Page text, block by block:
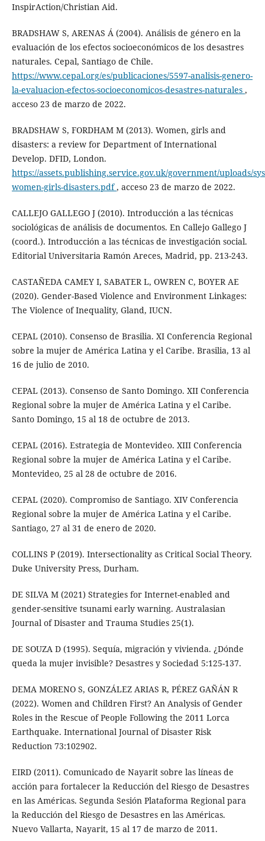
InspirAction/Christian Aid.
BRADSHAW S, ARENAS Á (2004). Análisis de género en la
evaluación de los efectos socioeconómicos de los desastres
naturales. Cepal, Santiago de Chile.
https://www.cepal.org/es/publicaciones/5597-analisis-genero-
la-evaluacion-efectos-socioeconomicos-desastres-naturales ,
acceso 23 de marzo de 2022.
BRADSHAW S, FORDHAM M (2013). Women, girls and
disasters: a review for Department of International
Develop. DFID, London.
https://assets.publishing.service.gov.uk/government/uploads/
women-girls-disasters.pdf, acceso 23 de marzo de 2022.
CALLEJO GALLEGO J (2010). Introducción a las técnicas
sociológicas de análisis de documentos. En Callejo Gallego J
(coord.). Introducción a las técnicas de investigación social.
Editorial Universitaria Ramón Areces, Madrid, pp. 213-243.
CASTAÑEDA CAMEY I, SABATER L, OWREN C, BOYER AE
(2020). Gender-Based Violence and Environment Linkages:
The Violence of Inequality, Gland, IUCN.
CEPAL (2010). Consenso de Brasilia. XI Conferencia Regional
sobre la mujer de América Latina y el Caribe. Brasilia, 13 al
16 de julio de 2010.
CEPAL (2013). Consenso de Santo Domingo. XII Conferencia
Regional sobre la mujer de América Latina y el Caribe.
Santo Domingo, 15 al 18 de octubre de 2013.
CEPAL (2016). Estrategia de Montevideo. XIII Conferencia
Regional sobre la mujer de América Latina y el Caribe.
Montevideo, 25 al 28 de octubre de 2016.
CEPAL (2020). Compromiso de Santiago. XIV Conferencia
Regional sobre la mujer de América Latina y el Caribe.
Santiago, 27 al 31 de enero de 2020.
COLLINS P (2019). Intersectionality as Critical Social Theory.
Duke University Press, Durham.
DE SILVA M (2021) Strategies for Internet-enabled and
gender-sensitive tsunami early warning. Australasian
Journal of Disaster and Trauma Studies 25(1).
DE SOUZA D (1995). Sequía, migración y vivienda. ¿Dónde
queda la mujer invisible? Desastres y Sociedad 5:125-137.
DEMA MORENO S, GONZÁLEZ ARIAS R, PÉREZ GAÑÁN R
(2022). Women and Children First? An Analysis of Gender
Roles in the Rescue of People Following the 2011 Lorca
Earthquake. International Journal of Disaster Risk
Reduction 73:102902.
EIRD (2011). Comunicado de Nayarit sobre las líneas de
acción para fortalecer la Reducción del Riesgo de Desastres
en las Américas. Segunda Sesión Plataforma Regional para
la Reducción del Riesgo de Desastres en las Américas.
Nuevo Vallarta, Nayarit, 15 al 17 de marzo de 2011.